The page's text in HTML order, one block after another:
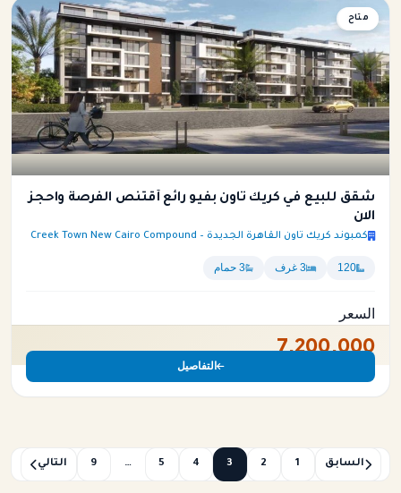
شقة
متاح
شقق للبيع في كريك تاون بفيو رائع أقتنص الفرصة واحجز
الان
كمبوند كريك تاون القاهرة الجديدة – Creek Town New Cairo Compound
120 3 غرف 3 حمام
السعر
7,200,000
التفاصيل
السابق 1
2
3
4
5
…
9 التالي